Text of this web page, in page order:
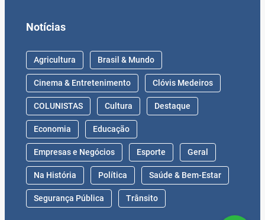
Notícias
Agricultura Brasil & Mundo
Cinema & Entretenimento Clóvis Medeiros
COLUNISTAS Cultura Destaque
Economia Educação
Empresas e Negócios Esporte Geral
Na História Política Saúde & Bem-Estar
Segurança Pública Trânsito